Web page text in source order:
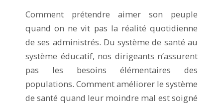
Comment prétendre aimer son peuple
quand on ne vit pas la réalité quotidienne
de ses administrés. Du système de santé au
système éducatif, nos dirigeants n’assurent
pas les besoins élémentaires des
populations. Comment améliorer le système
de santé quand leur moindre mal est soigné